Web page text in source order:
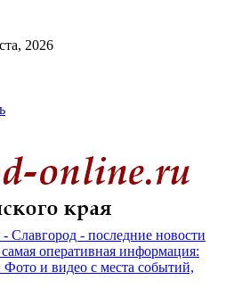
2026
Славгород - последние новости
оперативная информация:
и видео с места событий,